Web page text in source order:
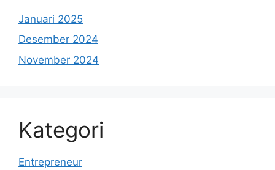
Januari 2025
Desember 2024
November 2024
Kategori
Entrepreneur